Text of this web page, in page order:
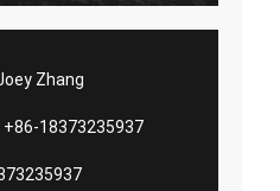
Zhang
+86-18373235937